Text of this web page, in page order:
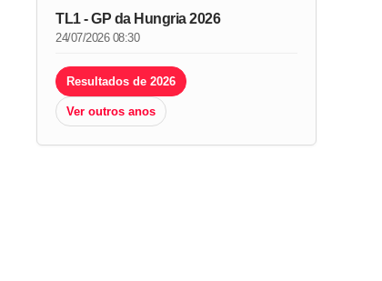
TL1 - GP da Hungria 2026
24/07/2026 08:30
Resultados de 2026
Ver outros anos